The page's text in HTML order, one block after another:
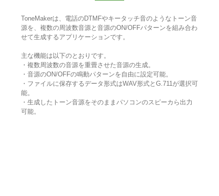
ToneMakerは、電話のDTMFやキータッチ音のようなトーン音
源を、複数の周波数音源と音源のON/OFFパターンを組み合わ
せて生成するアプリケーションです。
主な機能は以下のとおりです。
・複数周波数の音源を重畳させた音源の生成。
・音源のON/OFFの鳴動パターンを自由に設定可能。
・ファイルに保存するデータ形式はWAV形式とG.711が選択可
能。
・生成したトーン音源をそのままパソコンのスピーカら出力
可能。